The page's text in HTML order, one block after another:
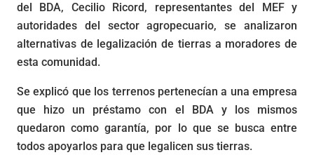
del BDA, Cecilio Ricord, representantes del MEF y
autoridades del sector agropecuario, se analizaron
alternativas de legalización de tierras a moradores de
esta comunidad.
Se explicó que los terrenos pertenecían a una empresa
que hizo un préstamo con el BDA y los mismos
quedaron como garantía, por lo que se busca entre
todos apoyarlos para que legalicen sus tierras.